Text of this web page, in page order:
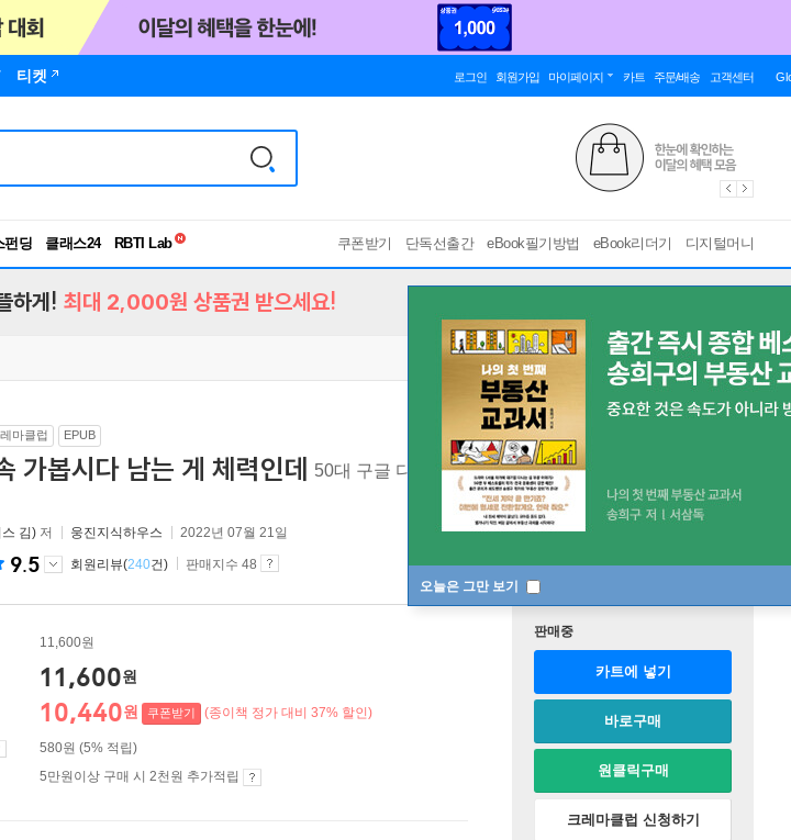
티켓 로그인 회원가입 마이페이지 카트 주문/배송 고객센터
펀딩 클래스24
RBTI Lab
독서유형검사
쿠폰받기 단독선출간 eBook필기방법 eBook리더기 디지털머니
오늘은 그만 보기
하게! 최대 2,000원 상품권 받으세요!
마클럽 EPUB
가봅시다 남는 게 체력인데 50대 구글 디렉터의 지치지 않고 인생을 키우는 기술
김) 저 웅진지식하우스 2022년 07월 21일
9.5 회원리뷰(240건) 판매지수 48
11,600원
11,600원
10,440원 쿠폰받기 (종이책 정가 대비 37% 할인)
580원 (5% 적립)
5만원이상 구매 시 2천원 추가적립
판매중
카트에 넣기
바로구매
원클릭구매
크레마클럽 신청하기